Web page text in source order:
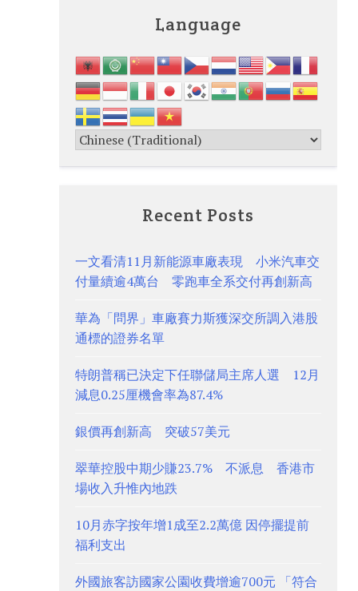
Language
Recent Posts
一文看清11月新能源車廠表現 小米汽車交
付量續逾4萬台 零跑車全系交付再創新高
華為「問界」車廠賽力斯獲深交所調入港股
通標的證券名單
特朗普稱已決定下任聯儲局主席人選 12月
減息0.25厘機會率為87.4%
銀價再創新高 突破57美元
翠華控股中期少賺23.7% 不派息 香港市
場收入升惟內地跌
10月赤字按年增1成至2.2萬億 因停擺提前
福利支出
外國旅客訪國家公園收費增逾700元 「符合